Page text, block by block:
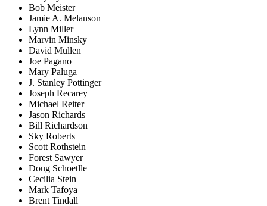
Bob Meister
Jamie A. Melanson
Lynn Miller
Marvin Minsky
David Mullen
Joe Pagano
Mary Paluga
J. Stanley Pottinger
Joseph Recarey
Michael Reiter
Jason Richards
Bill Richardson
Sky Roberts
Scott Rothstein
Forest Sawyer
Doug Schoetlle
Cecilia Stein
Mark Tafoya
Brent Tindall